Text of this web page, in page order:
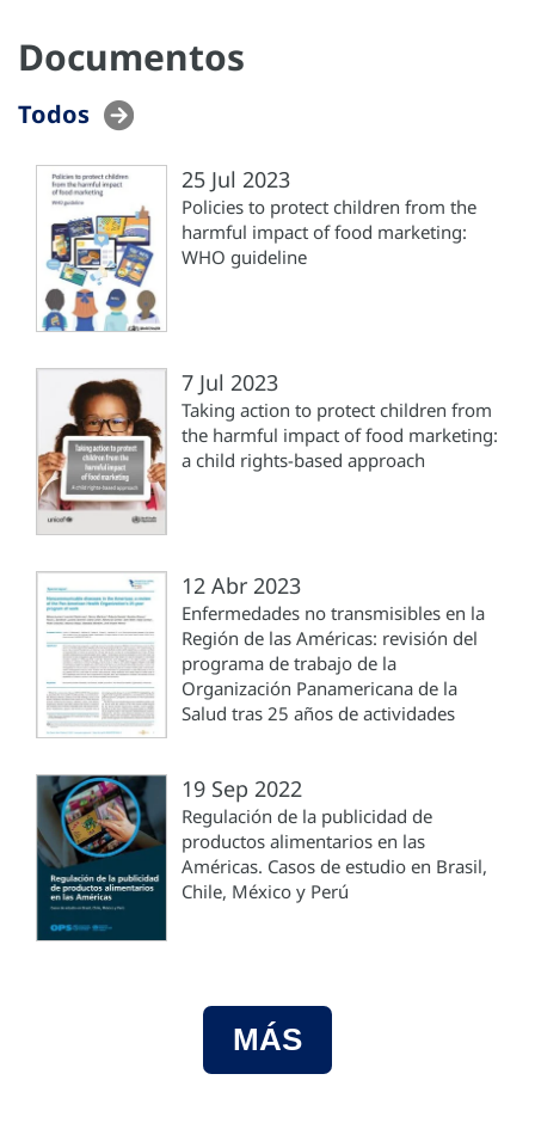
Documentos
Todos
25 Jul 2023
Policies to protect children from the
harmful impact of food marketing:
WHO guideline
7 Jul 2023
Taking action to protect children from
the harmful impact of food marketing:
a child rights-based approach
12 Abr 2023
Enfermedades no transmisibles en la
Región de las Américas: revisión del
programa de trabajo de la
Organización Panamericana de la
Salud tras 25 años de actividades
19 Sep 2022
Regulación de la publicidad de
productos alimentarios en las
Américas. Casos de estudio en Brasil,
Chile, México y Perú
MÁS